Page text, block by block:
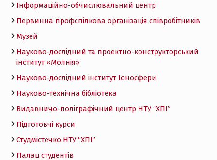
Інформаційно-обчислювальний центр
Первинна профспілкова організація співробітників
Музей
Науково-дослідний та проектно-конструкторський
інститут «Молнія»
Науково-дослідний інститут Іоносфери
Науково-технічна бібліотека
Видавничо-поліграфічний центр НТУ “ХПІ”
Підготовчі курси
Студмістечко НТУ “ХПІ”
Палац студентів